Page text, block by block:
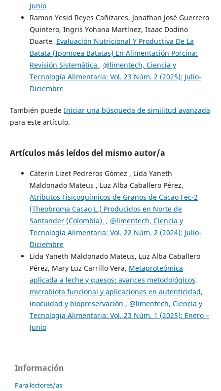
Junio
Ramon Yesid Reyes Cañizares, Jonathan José Guerrero
Quintero, Ingris Yohana Martínez, Isaac Dodino
Duarte, Evaluación Nutricional Y Productiva De La
Batata (Ipomoea Batatas) En Alimentación Porcina:
Revisión Sistemática , @limentech, Ciencia y
Tecnología Alimentaria: Vol. 23 Núm. 2 (2025): Julio-
Diciembre
También puede Iniciar una búsqueda de similitud avanzada
para este artículo.
Artículos más leídos del mismo autor/a
Cáterin Lizet Pedreros Gómez , Lida Yaneth
Maldonado Mateus , Luz Alba Caballero Pérez,
Atributos Fisicoquímicos de Granos de Cacao Fec-2
(Theobroma Cacao L.) Producidos en Norte de
Santander (Colombia). , @limentech, Ciencia y
Tecnología Alimentaria: Vol. 22 Núm. 2 (2024): Julio-
Diciembre
Lida Yaneth Maldonado Mateus, Luz Alba Caballero
Pérez, Mary Luz Carrillo Vera, Metaproteómica
aplicada a leche y quesos: avances metodológicos,
microbiota funcional y aplicaciones en autenticidad,
inocuidad y biopreservación , @limentech, Ciencia y
Tecnología Alimentaria: Vol. 23 Núm. 1 (2025): Enero –
Junio
Información
Para lectores/as